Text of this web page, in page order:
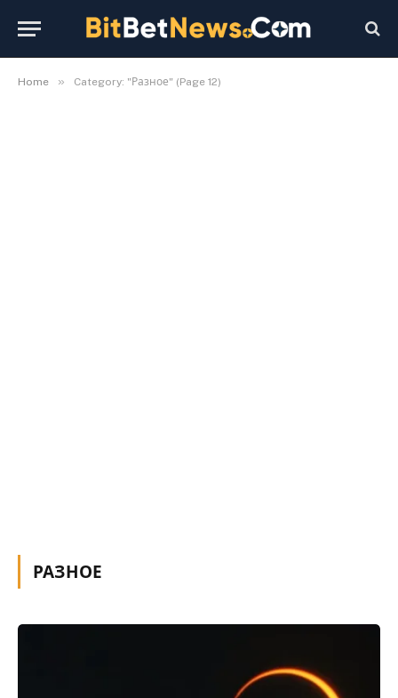
Home » Category: "Разное" (Page 12)
РАЗНОЕ